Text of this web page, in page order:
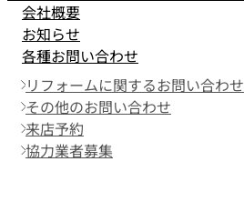
会社概要
お知らせ
各種お問い合わせ
リフォームに関するお問い合わせ
その他のお問い合わせ
来店予約
協力業者募集